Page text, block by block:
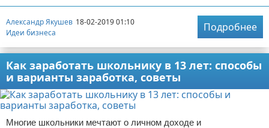
Александр Якушев 18-02-2019 01:10
Идеи бизнеса
Подробнее
Как заработать школьнику в 13 лет: способы
и варианты заработка, советы
Многие школьники мечтают о личном доходе и